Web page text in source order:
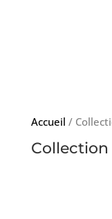
Accueil /